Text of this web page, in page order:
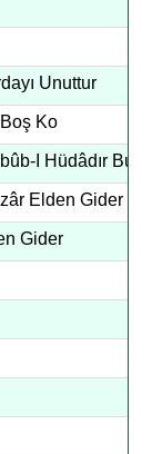
Unuttur
Ko
I Hüdâdır Bu
Elden Gider
Gider